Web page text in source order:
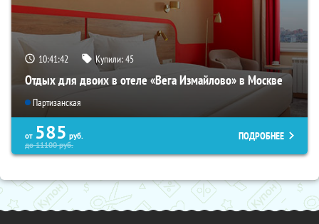
10:41:42 Купили:45
Отдых для двоих в отеле «Вега Измайлово» в Москве
Партизанская
от 585 руб.
до11100руб.
ПОДРОБНЕЕ